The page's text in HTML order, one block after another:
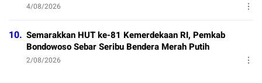
4/08/2026
10. Semarakkan HUT ke-81 Kemerdekaan RI, Pemkab
Bondowoso Sebar Seribu Bendera Merah Putih
2/08/2026